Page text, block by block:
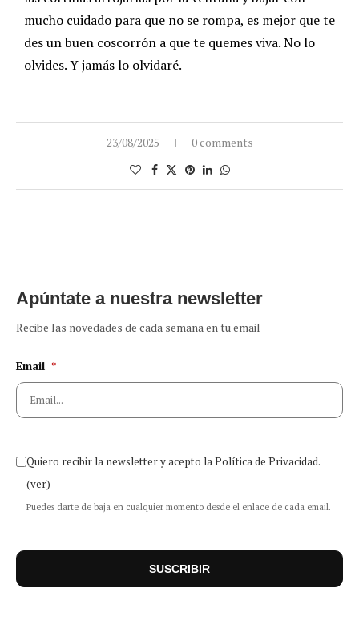
mucho cuidado para que no se rompa, es mejor que te
des un buen coscorrón a que te quemes viva. No lo
olvides. Y jamás lo olvidaré.
23/08/2025 0 comments
Apúntate a nuestra newsletter
Recibe las novedades de cada semana en tu email
Email *
Quiero recibir la newsletter y acepto la Política de Privacidad.
(ver)
Puedes darte de baja en cualquier momento desde el enlace de cada email.